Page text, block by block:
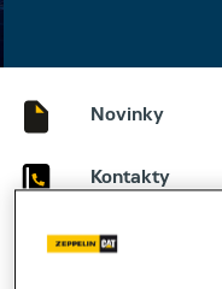
Novinky
Kontakty